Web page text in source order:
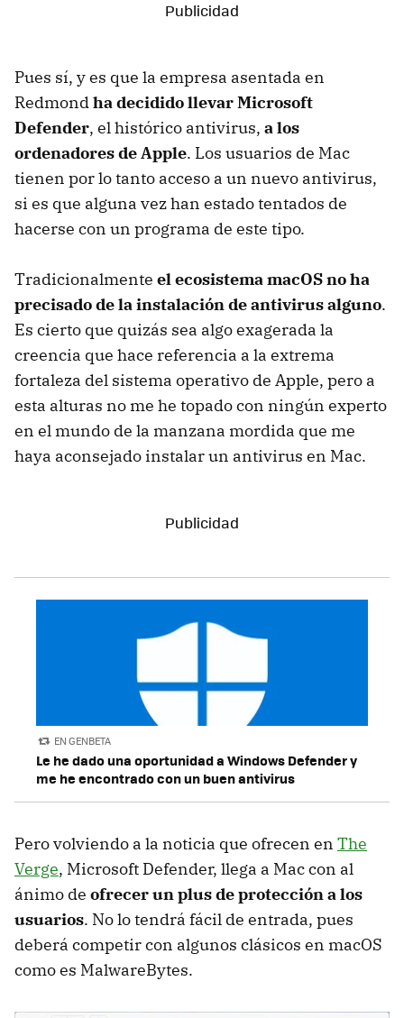
Pues sí, y es que la empresa asentada en
Redmondha decidido llevar Microsoft
Defender, el histórico antivirus, a los
ordenadores de Apple. Los usuarios de Mac
tienen por lo tanto acceso a un nuevo antivirus,
si es que alguna vez han estado tentados de
hacerse con un programa de este tipo.
Tradicionalmente el ecosistema macOS no ha
precisado de la instalación de antivirus alguno.
Es cierto que quizás sea algo exagerada la
creencia que hace referencia a la extrema
fortaleza del sistema operativo de Apple, pero a
esta alturas no me he topado con ningún experto
en el mundo de la manzana mordida que me
haya aconsejado instalar un antivirus en Mac.
EN GENBETA
Le he dado una oportunidad a Windows Defender y
me he encontrado con un buen antivirus
Pero volviendo a la noticia que ofrecen en The
Verge, Microsoft Defender, llega a Mac con al
ánimo de ofrecer un plus de protección a los
usuarios. No lo tendrá fácil de entrada, pues
deberá competir con algunos clásicos en macOS
como es MalwareBytes.